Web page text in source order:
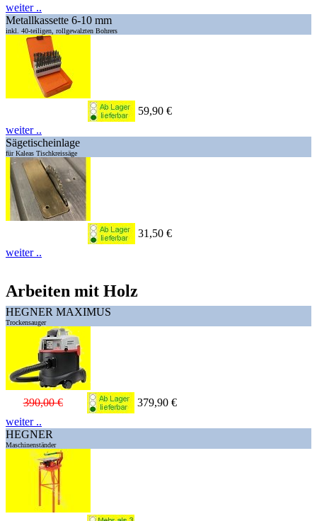
weiter ..
Metallkassette 6-10 mm
inkl. 40-teiligen, rollgewalzten Bohrers
59,90 €
weiter ..
Sägetischeinlage
für Kaleas Tischkreissäge
31,50 €
weiter ..
Arbeiten mit Holz
HEGNER MAXIMUS
Trockensauger
390,00 €
379,90 €
weiter ..
HEGNER
Maschinenständer